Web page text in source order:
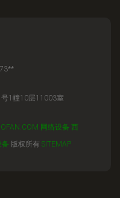
1幢10层11003室
网络设备 西
备 版权所有 SITEMAP